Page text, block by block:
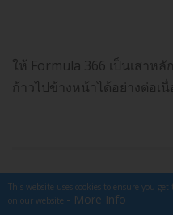
This website uses cookies to ensure you get
on our website - More Info
ให้ Formula 366 เป็นเสา
ก้าวไปข้างหน้าได้อย่างต่อเ